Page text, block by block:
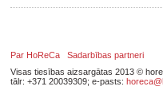
Par HoReCa
Sadarbības partneri
Visas tiesības aizsargātas 2013 ©
tālr: +371 20039309; e-pasts: